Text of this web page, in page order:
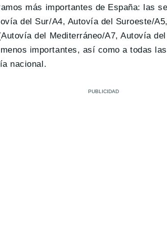
más importantes de España: las
del Sur/A4, Autovía del Suroeste/
del Mediterráneo/A7, Autovía
importantes, así como a todas
nacional.